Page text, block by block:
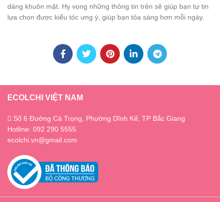
dáng khuôn mặt. Hy vọng những thông tin trên sẽ giúp bạn tự tin
lựa chọn được kiểu tóc ưng ý, giúp bạn tỏa sáng hơn mỗi ngày.
ECOLCHI VIỆT NAM
Số 6 Đường Cả Trọng, Phường Dĩnh Kế, TP Bắc Giang
Hotline: 092 290 5555
ecolchi.vn@gmail.com